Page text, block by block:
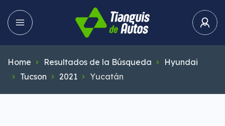
Home Resultados de la Búsqueda
Hyundai
Tucson
2021 Yucatán